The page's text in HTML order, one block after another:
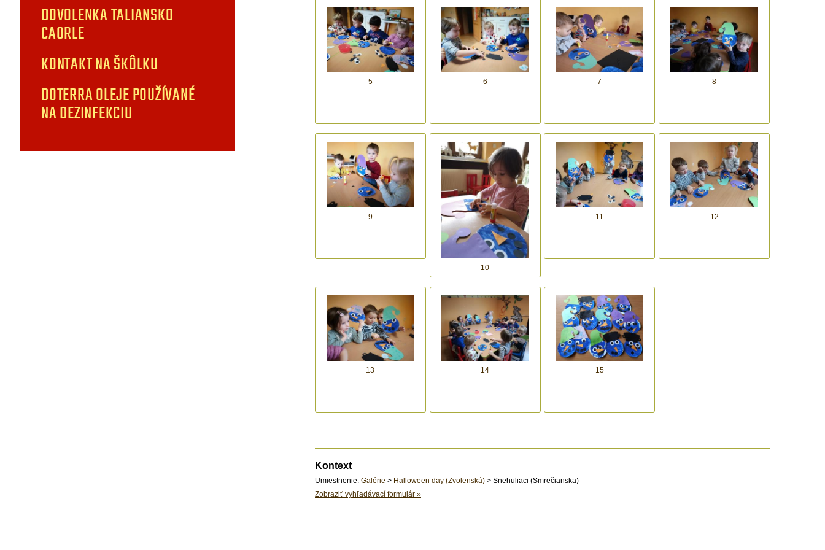
5 6 7 8
9
10
11 12
13 14 15
Kontext
Umiestnenie: Galérie > Halloween day (Zvolenská) > Snehuliaci (Smrečianska)
Zobraziť vyhľadávací formulár »
DOVOLENKA TALIANSKO
CAORLE
KONTAKT NA ŠKÔLKU
DOTERRA OLEJE POUŽÍVANÉ
NA DEZINFEKCIU